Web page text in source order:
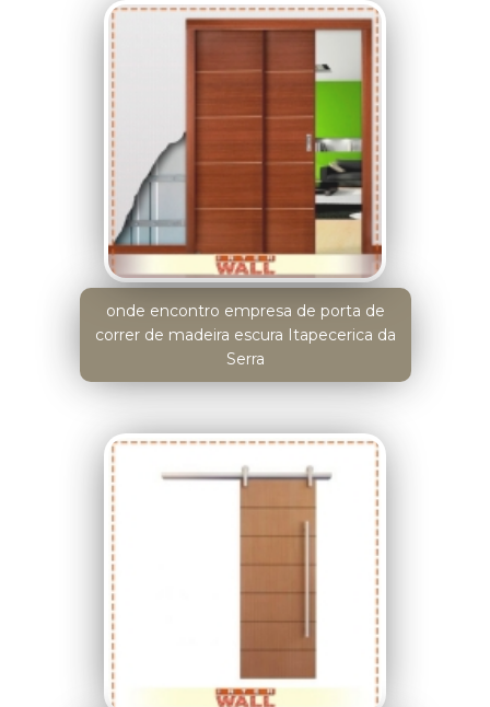
onde encontro empresa de porta de
correr de madeira escura Itapecerica da
Serra